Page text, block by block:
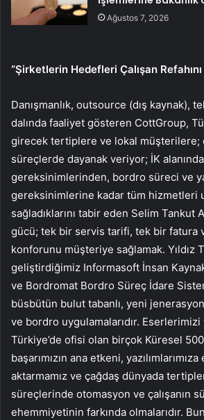
Ağustos 7, 2026
“Şirketlerin Hedefleri Çalışan
Danışmanlık, outsource (dış kaynak),
dalında faaliyet gösteren CottGroup,
girecek tertiplere ve lokal müşterilere;
süreçlerde dayanak veriyor; İK
gereksinimlerinden, bordro süreci ve
gereksinimlerine kadar tüm hizmetleri
sağladıklarını tabir eden Selim Tankut
gücü; tek bir servis tarifi, tek bir fatura
konforunu müşteriye sağlamak. Yıldız
geliştirdiğimiz Informasoft İnsan
ve Bordromat Bordro Süreç İdare
büsbütün bulut tabanlı, yeni
ve bordro uygulamalarıdır.
Türkiye’de ofisi olan birçok Küresel
başarımızın ana etkeni,
aktarmamız ve çağdaş dünyada
süreçlerinde otomasyon ve çalışanın
ehemmiyetinin farkında olmalarıdır.